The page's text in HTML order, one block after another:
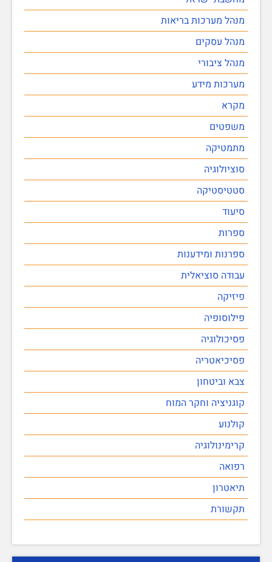
מנהל מערכות בריאות
מנהל עסקים
מנהל ציבורי
מערכות מידע
מקרא
משפטים
מתמטיקה
סוציולוגיה
סטטיסטיקה
סיעוד
ספרות
ספרנות ומידענות
עבודה סוציאלית
פיזיקה
פילוסופיה
פסיכולוגיה
פסיכיאטריה
צבא וביטחון
קוגניציה וחקר המוח
קולנוע
קרימינולוגיה
רפואה
תיאטרון
תקשורת